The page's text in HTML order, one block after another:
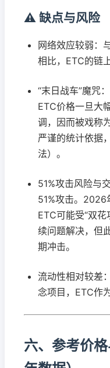
⚠️ 缺点与风险
网络效应较弱：
相比，ETC的链
“末日战车”魔咒
ETC价格一旦大
调，因而被戏称
严谨的统计依据
法）。
51%攻击风险与
51%攻击。
ETC可能受“双
续问题解决，但
期冲击。
流动性相对较差
念项目，ETC作
六、参考价